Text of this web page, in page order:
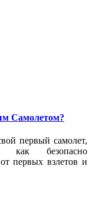
Самолетом?
первый самолет,
как безопасно
первых взлетов и